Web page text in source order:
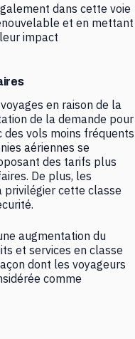
dans cette voie
et en mettant
impact
en raison de la
de la demande pour
des vols moins fréquents
aériennes se
des tarifs plus
De plus, les
privilégier cette classe
augmentation du
et services en classe
dont les voyageurs
comme